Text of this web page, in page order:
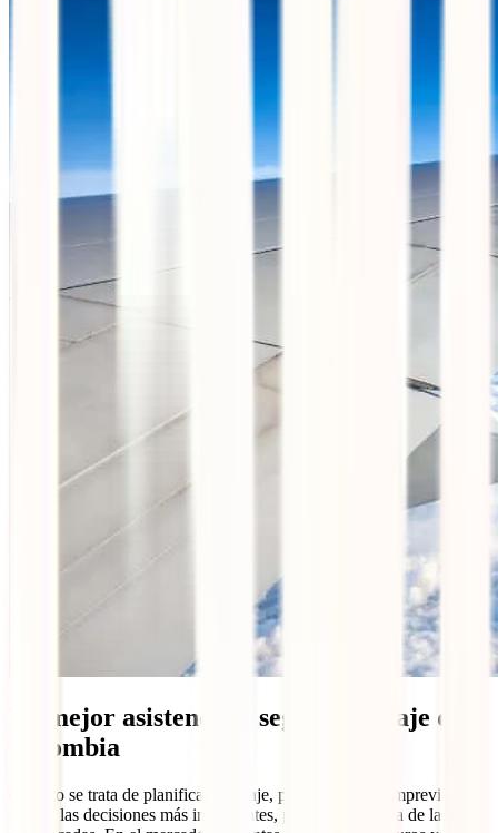
La mejor asistencia y seguro de viaje de
Colombia
Cuando se trata de planificar un viaje, protegerse ante imprevistos es
una de las decisiones más importantes, pero también una de las más